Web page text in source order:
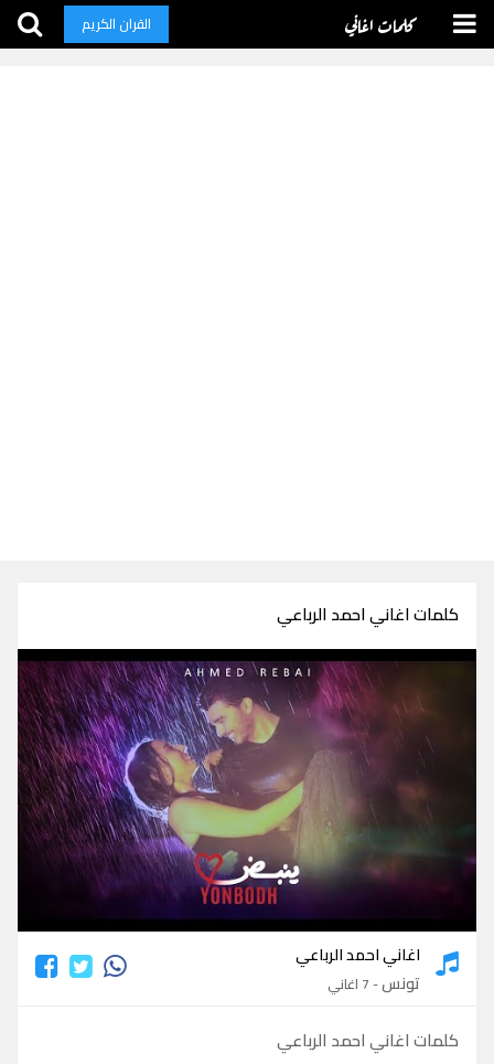
كلمات اغاني القران الكريم
كلمات اغاني احمد الرباعي
كلمات اغاني احمد الرباعي
اغاني احمد الرباعي
تونس- 7 اغاني
كلمات اغاني احمد الرباعي